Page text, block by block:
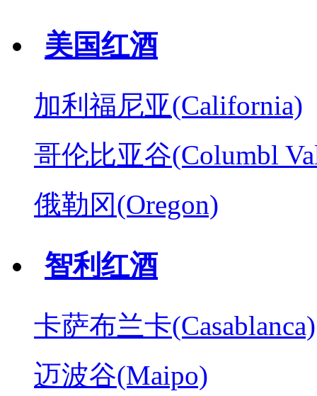
美国红酒
加利福尼亚(California)
哥伦比亚谷(Columbl
俄勒冈(Oregon)
智利红酒
卡萨布兰卡(Casablanca)
迈波谷(Maipo)